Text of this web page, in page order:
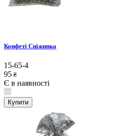
Конфеті Сніжинка
15-65-4
95 ₴
Є в наявності
Купити